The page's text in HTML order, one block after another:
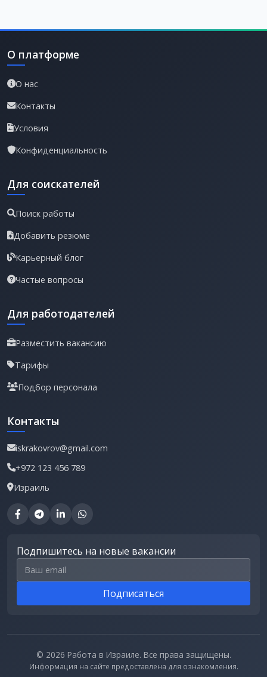
О платформе
О нас
Контакты
Условия
Конфиденциальность
Для соискателей
Поиск работы
Добавить резюме
Карьерный блог
Частые вопросы
Для работодателей
Разместить вакансию
Тарифы
Подбор персонала
Контакты
iskrakovrov@gmail.com
+972 123 456 789
Израиль
Подпишитесь на новые вакансии
Email для подписки
Подписаться
© 2026 Работа в Израиле. Все права защищены.
Информация на сайте предоставлена для ознакомления.